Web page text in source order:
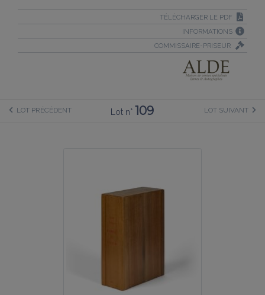
TÉLÉCHARGER LE PDF
INFORMATIONS
COMMISSAIRE-PRISEUR
LOT PRÉCÉDENT Lot n° 109 LOT SUIVANT